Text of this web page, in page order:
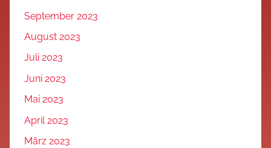
September 2023
August 2023
Juli 2023
Juni 2023
Mai 2023
April 2023
März 2023